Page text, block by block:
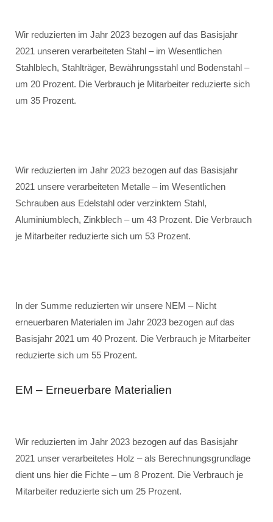
Wir reduzierten im Jahr 2023 bezogen auf das Basisjahr
2021 unseren verarbeiteten Stahl – im Wesentlichen
Stahlblech, Stahlträger, Bewährungsstahl und Bodenstahl –
um 20 Prozent. Die Verbrauch je Mitarbeiter reduzierte sich
um 35 Prozent.
Wir reduzierten im Jahr 2023 bezogen auf das Basisjahr
2021 unsere verarbeiteten Metalle – im Wesentlichen
Schrauben aus Edelstahl oder verzinktem Stahl,
Aluminiumblech, Zinkblech – um 43 Prozent. Die Verbrauch
je Mitarbeiter reduzierte sich um 53 Prozent.
In der Summe reduzierten wir unsere NEM – Nicht
erneuerbaren Materialen im Jahr 2023 bezogen auf das
Basisjahr 2021 um 40 Prozent. Die Verbrauch je Mitarbeiter
reduzierte sich um 55 Prozent.
EM – Erneuerbare Materialien
Wir reduzierten im Jahr 2023 bezogen auf das Basisjahr
2021 unser verarbeitetes Holz – als Berechnungsgrundlage
dient uns hier die Fichte – um 8 Prozent. Die Verbrauch je
Mitarbeiter reduzierte sich um 25 Prozent.